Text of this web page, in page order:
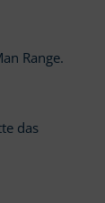
Range.
das